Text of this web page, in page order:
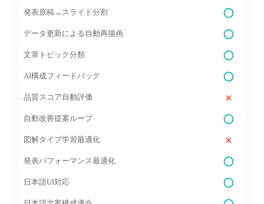
発表原稿→スライド分割
データ更新による自動再描画
文章トピック分類
AI構成フィードバック
品質スコア自動評価
自動改善提案ループ
図解タイプ学習最適化
発表パフォーマンス最適化
日本語UI対応